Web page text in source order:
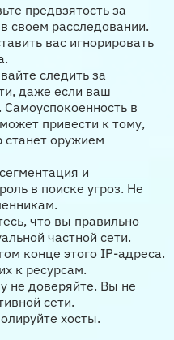
предвзятость за
своем расследовании.
вас игнорировать
следить за
даже если ваш
в
привести к тому,
станет оружием
и
в поиске угроз. Не
что вы правильно
частной сети.
конце этого IP-адреса.
к ресурсам.
не доверяйте. Вы не
сети.
хосты.